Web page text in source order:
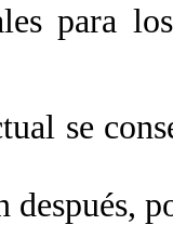
para